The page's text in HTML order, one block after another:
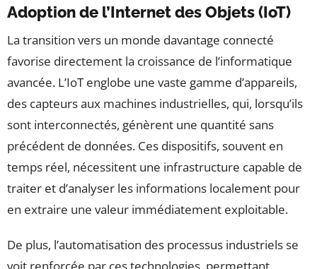
Adoption de l’Internet des Objets (IoT)
La transition vers un monde davantage connecté
favorise directement la croissance de l’informatique
avancée. L’IoT englobe une vaste gamme d’appareils,
des capteurs aux machines industrielles, qui, lorsqu’ils
sont interconnectés, génèrent une quantité sans
précédent de données. Ces dispositifs, souvent en
temps réel, nécessitent une infrastructure capable de
traiter et d’analyser les informations localement pour
en extraire une valeur immédiatement exploitable.
De plus, l’automatisation des processus industriels se